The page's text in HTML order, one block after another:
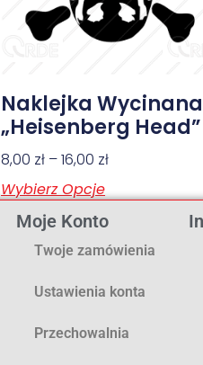
Naklejka Wycinana
„Heisenberg Head”
8,00 zł –16,00 zł
Wybierz Opcje
Moje Konto
Twoje zamówienia
Ustawienia konta
Przechowalnia